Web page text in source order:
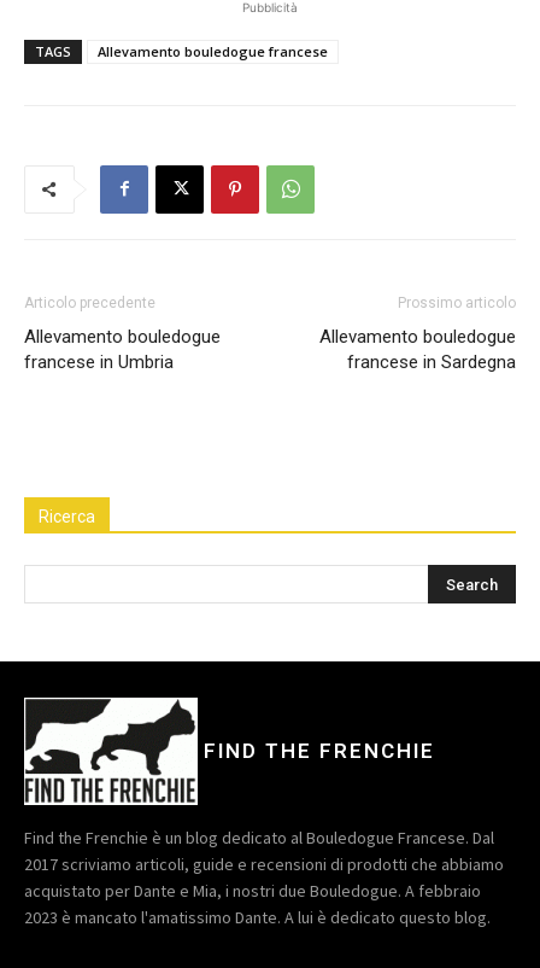
Pubblicità
TAGS Allevamento bouledogue francese
Articolo precedente
Allevamento bouledogue
francese in Umbria
Prossimo articolo
Allevamento bouledogue
francese in Sardegna
Ricerca
FIND THE FRENCHIE
Find the Frenchie è un blog dedicato al Bouledogue Francese. Dal
2017 scriviamo articoli, guide e recensioni di prodotti che abbiamo
acquistato per Dante e Mia, i nostri due Bouledogue. A febbraio
2023 è mancato l'amatissimo Dante. A lui è dedicato questo blog.